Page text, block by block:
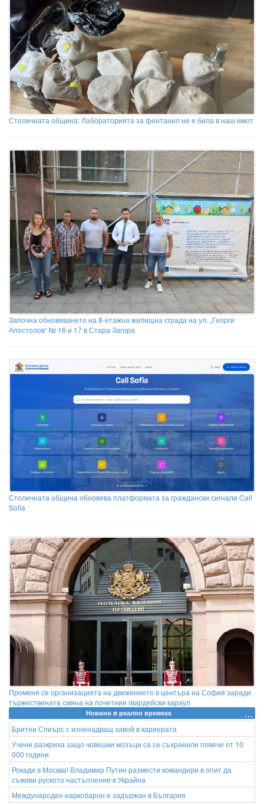
Столичната община: Лабораторията за фентанил не е била в наш имот
Започна обновяването на 8-етажна жилищна сграда на ул. „Георги
Апостолов“ № 16 и 17 в Стара Загора
Столичната община обновява платформата за граждански сигнали Call
Sofia
Променя се организацията на движението в центъра на София заради
тържествената смяна на почетния гвардейски караул
Новини в реално времеss
Бритни Спиърс с изненадващ завой в кариерата
Учени разкриха защо човешки мозъци са се съхранили повече от 10
000 години
Рокади в Москва! Владимир Путин размести командири в опит да
съживи руското настъпление в Украйна
Международен наркобарон е задържан в България